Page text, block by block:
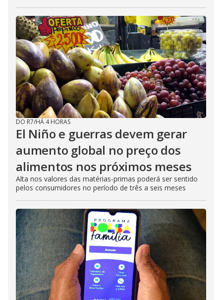
DO R7/HÁ 4 HORAS
El Niño e guerras devem gerar
aumento global no preço dos
alimentos nos próximos meses
Alta nos valores das matérias-primas poderá ser sentido
pelos consumidores no período de três a seis meses